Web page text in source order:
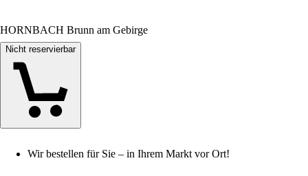
HORNBACH Brunn am Gebirge
Nicht reservierbar
Wir bestellen für Sie – in Ihrem Markt vor Ort!